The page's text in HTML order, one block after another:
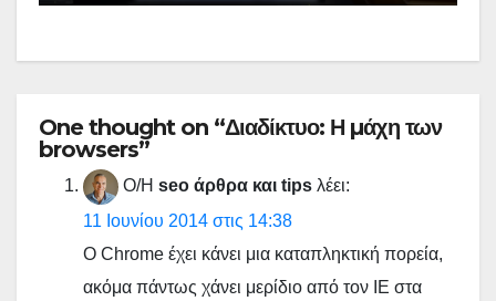
One thought on “Διαδίκτυο: Η µάχη των
browsers”
Ο/Η seo άρθρα και tips λέει:
11 Ιουνίου 2014 στις 14:38
Ο Chrome έχει κάνει μια καταπληκτική πορεία,
ακόμα πάντως χάνει μερίδιο από τον IE στα